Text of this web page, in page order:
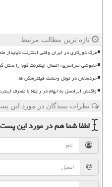
تازه ترین مطالب مرتبط
مرگ دورکاری در ایران وقتی اینترنت ناپایدار
خاموشی سراسری، اتصال اینترنت کوبا را مختل
خردسالان در تونل وحشت فیلترشکن ها
واکنش ایرانسل به ابهام در رابطه با مصرف
نظرات بینندگان در مورد این
لطفا شما همدر مورد این پست